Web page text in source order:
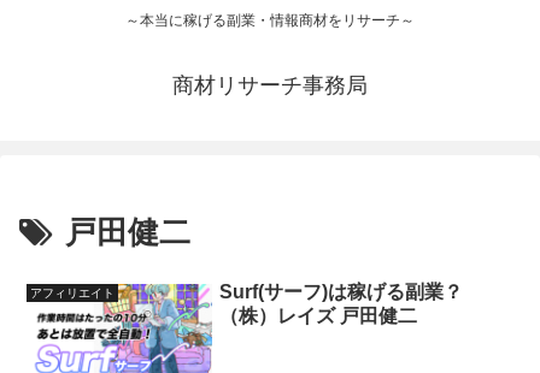
～本当に稼げる副業・情報商材をリサーチ～
商材リサーチ事務局
戸田健二
アフィリエイト
Surf(サーフ)は稼げる副業？
（株）レイズ 戸田健二